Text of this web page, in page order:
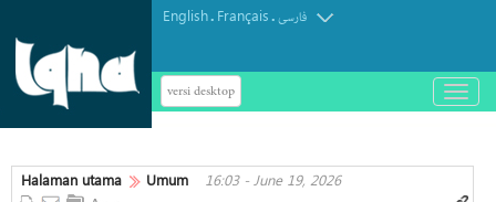
English. Français.فارسی
versi desktop
باز
و
کردن
Halaman utama Umum 16:03 - June 19, 2026